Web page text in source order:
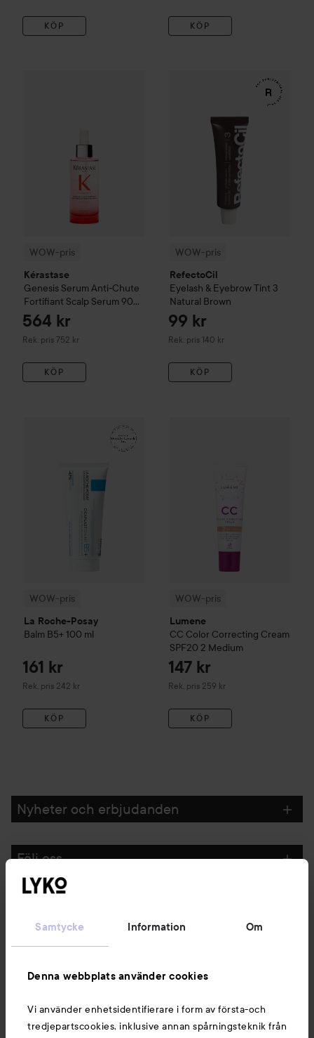
Samtycke Information Om
Denna webbplats använder cookies
Vi använder enhetsidentifierare i form av första-och
tredjepartscookies, inklusive annan spårningsteknik från
KÖP KÖP
WOW-pris
Kérastase
Genesis Serum Anti-Chute
Fortifiant Scalp Serum90
ml
564 kr
Rek. pris 752 kr
Rekommenderat pris 752 kr
KÖP
Serum Anti-Chute Fortifiant
WOW-pris
RefectoCil
Eyelash & Eyebrow Tint 3
Natural Brown
99 kr
Rek. pris 140 kr
Rekommenderat pris 140 kr
KÖP
RefectoCilEyelash
WOW-pris
La Roche-Posay
Balm B5+ 100 ml
161 kr
Rek. pris 242 kr
Rekommenderat pris 242 kr
KÖP
La Roche-Posay
WOW-pris
Lumene
CC Color Correcting Cream
SPF20 2 Medium
147 kr
Rek. pris 259 kr
Rekommenderat pris 259 kr
KÖP
Nyheter och erbjudanden
Följ oss
Du kanske också gillar